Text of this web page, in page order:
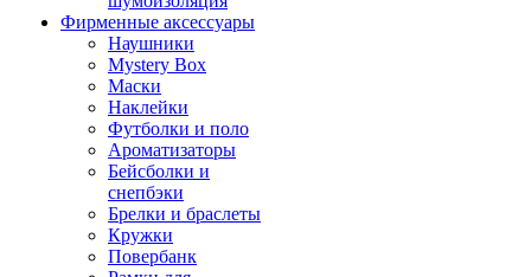
Фирменные аксессуары
Наушники
Mystery Box
Маски
Наклейки
Футболки и поло
Ароматизаторы
Бейсболки и
снепбэки
Брелки и браслеты
Кружки
Повербанк